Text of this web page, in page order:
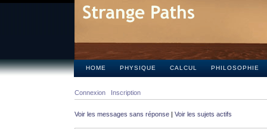
HOME PHYSIQUE CALCUL PHILOSOPHIE
Connexion Inscription
Voir les messages sans réponse | Voir les sujets actifs